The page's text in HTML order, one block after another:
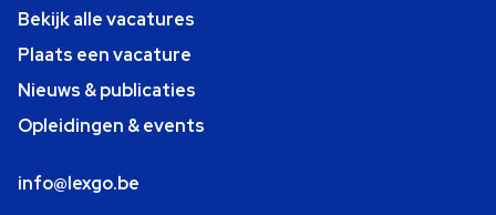
Bekijk alle vacatures
Plaats een vacature
Nieuws & publicaties
Opleidingen & events
info@lexgo.be